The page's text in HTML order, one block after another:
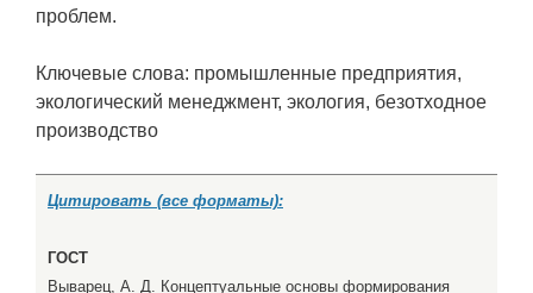
проблем.
Ключевые слова: промышленные предприятия,
экологический менеджмент, экология, безотходное
производство
Цитировать (все форматы):
ГОСТ
Выварец, А. Д. Концептуальные основы формирования